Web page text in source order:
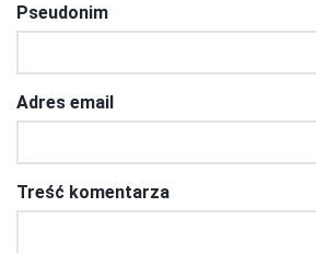
Pseudonim
Adres email
Treść komentarza